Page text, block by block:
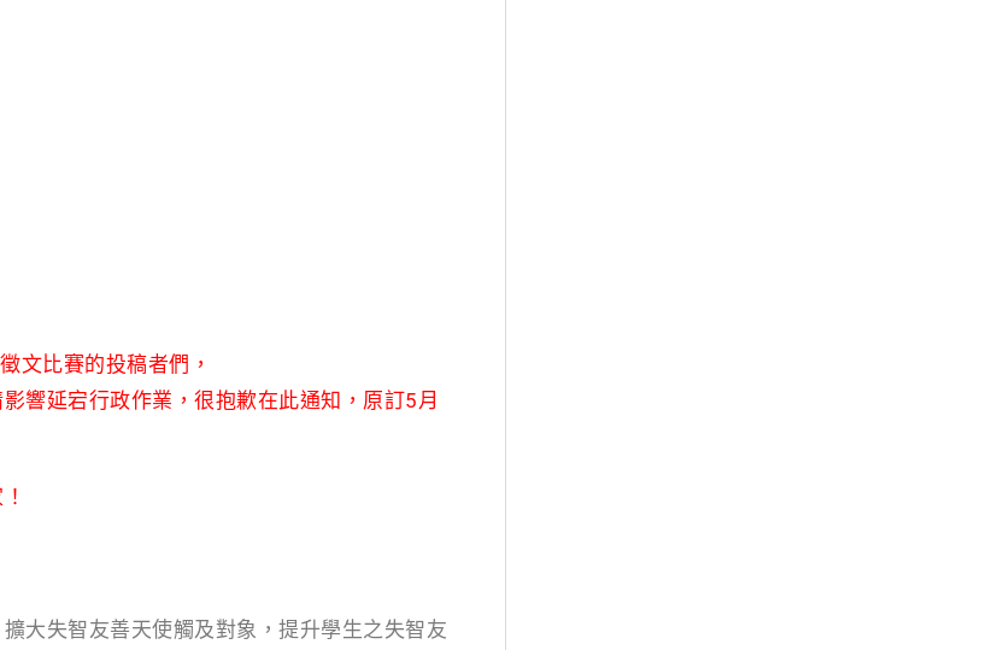
文比賽的投稿者們，
響延宕行政作業，很抱歉在此通知，原訂5月
大失智友善天使觸及對象，提升學生之失智友